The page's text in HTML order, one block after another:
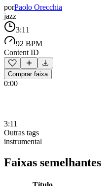
porPaolo Orecchia
jazz
3:11
92 BPM
Content ID
Comprar faixa
0:00
3:11
Outras tags
instrumental
Faixas semelhantes